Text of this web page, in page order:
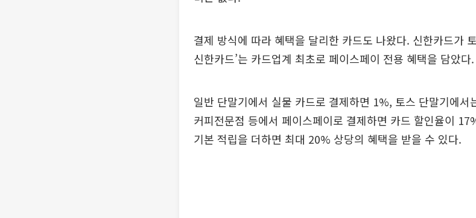
결제 방식에 따라 혜택을 달리한 카드도 나왔다. 신한카드가
신한카드’는 카드업계 최초로 페이스페이 전용 혜택을 담았다.
일반 단말기에서 실물 카드로 결제하면 1%, 토스 단말기에서
커피전문점 등에서 페이스페이로 결제하면 카드 할인율이
기본 적립을 더하면 최대 20% 상당의 혜택을 받을 수 있다.